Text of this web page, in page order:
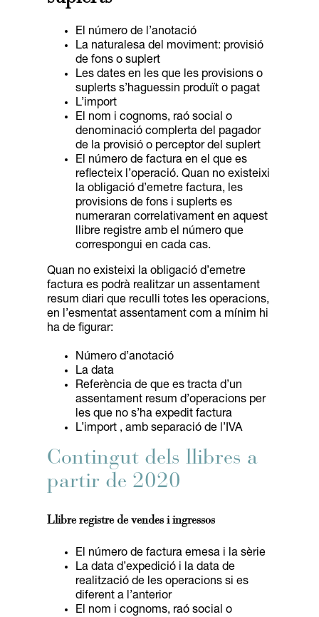
El número de l’anotació
La naturalesa del moviment: provisió
de fons o suplert
Les dates en les que les provisions o
suplerts s’haguessin produït o pagat
L’import
El nom i cognoms, raó social o
denominació complerta del pagador
de la provisió o perceptor del suplert
El número de factura en el que es
reflecteix l’operació. Quan no existeixi
la obligació d’emetre factura, les
provisions de fons i suplerts es
numeraran correlativament en aquest
llibre registre amb el número que
correspongui en cada cas.
Quan no existeixi la obligació d’emetre
factura es podrà realitzar un assentament
resum diari que reculli totes les operacions,
en l’esmentat assentament com a mínim hi
ha de figurar:
Número d’anotació
La data
Referència de que es tracta d’un
assentament resum d’operacions per
les que no s’ha expedit factura
L’import , amb separació de l’IVA
Contingut dels llibres a
partir de 2020
Llibre registre de vendes i ingressos
El número de factura emesa i la sèrie
La data d’expedició i la data de
realització de les operacions si es
diferent a l’anterior
El nom i cognoms, raó social o